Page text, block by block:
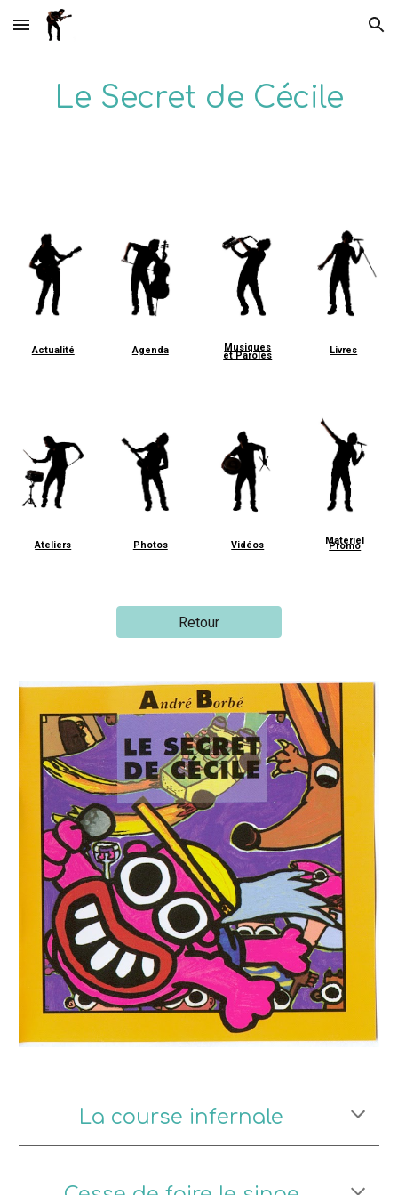
Skip to main content Skip to navigation
Le Secret de Cécile
Actualité Agenda Musiques
et Paroles Livres
Ateliers Photos Vidéos Matériel
Promo
Retour
La course infernale